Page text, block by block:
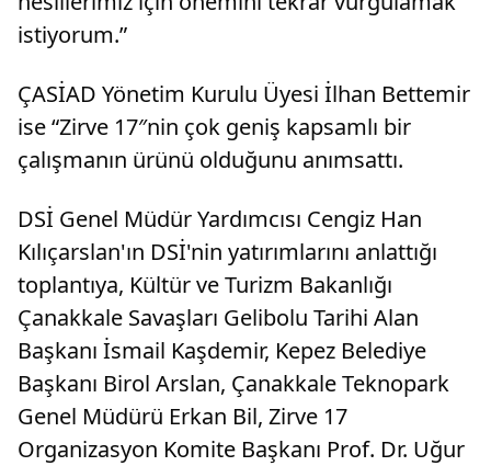
istiyorum.”
ÇASİAD Yönetim Kurulu Üyesi İlhan Bettemir
ise “Zirve 17″nin çok geniş kapsamlı bir
çalışmanın ürünü olduğunu anımsattı.
DSİ Genel Müdür Yardımcısı Cengiz Han
Kılıçarslan'ın DSİ'nin yatırımlarını anlattığı
toplantıya, Kültür ve Turizm Bakanlığı
Çanakkale Savaşları Gelibolu Tarihi Alan
Başkanı İsmail Kaşdemir, Kepez Belediye
Başkanı Birol Arslan, Çanakkale Teknopark
Genel Müdürü Erkan Bil, Zirve 17
Organizasyon Komite Başkanı Prof. Dr. Uğur